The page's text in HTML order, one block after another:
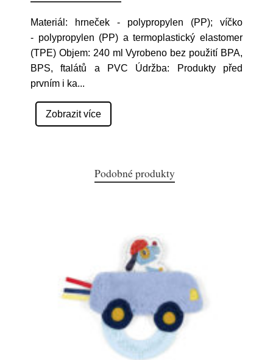
Materiál: hrneček - polypropylen (PP); víčko
- polypropylen (PP) a termoplastický elastomer
(TPE) Objem: 240 ml Vyrobeno bez použití BPA,
BPS, ftalátů a PVC Údržba: Produkty před
prvním i ka...
Zobrazit více
Podobné produkty